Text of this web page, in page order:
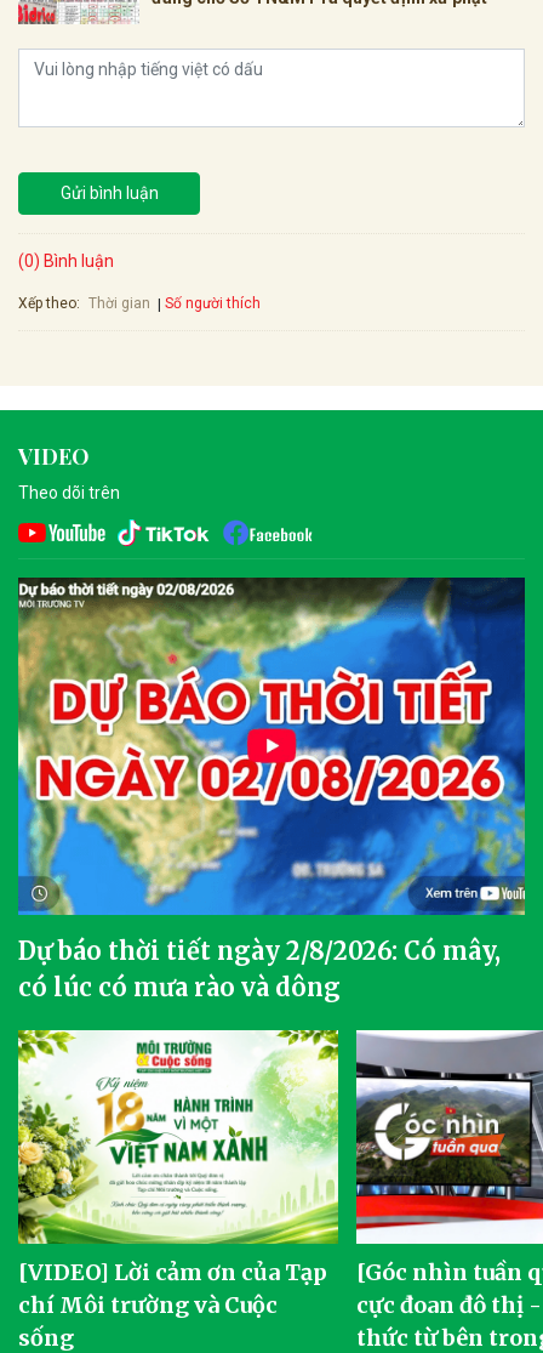
Gửi bình luận
(0) Bình luận
Xếp theo: Thời gian Số người thích
VIDEO
Theo dõi trên
Dự báo thời tiết ngày 2/8/2026: Có mây,
có lúc có mưa rào và dông
[VIDEO] Lời cảm ơn của Tạp
chí Môi trường và Cuộc
sống
[Góc nhìn tuần
cực đoan đô thị
thức từ bên